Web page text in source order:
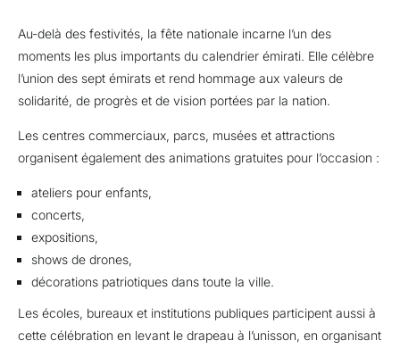
Au-delà des festivités, la fête nationale incarne l’un des
moments les plus importants du calendrier émirati. Elle célèbre
l’union des sept émirats et rend hommage aux valeurs de
solidarité, de progrès et de vision portées par la nation.
Les centres commerciaux, parcs, musées et attractions
organisent également des animations gratuites pour l’occasion :
ateliers pour enfants,
concerts,
expositions,
shows de drones,
décorations patriotiques dans toute la ville.
Les écoles, bureaux et institutions publiques participent aussi à
cette célébration en levant le drapeau à l’unisson, en organisant